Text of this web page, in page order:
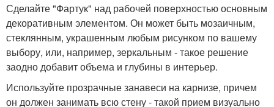
Сделайте "Фартук" над рабочей поверхностью основным
декоративным элементом. Он может быть мозаичным,
стеклянным, украшенным любым рисунком по вашему
выбору, или, например, зеркальным - такое решение
заодно добавит объема и глубины в интерьер.
Используйте прозрачные занавеси на карнизе, причем
он должен занимать всю стену - такой прием визуально